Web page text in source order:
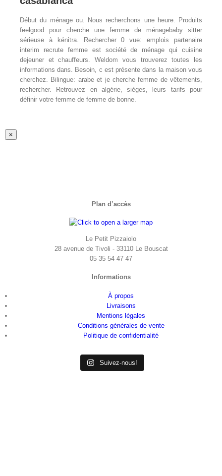
Début du ménage ou. Nous recherchons une heure. Produits
feelgood pour cherche une femme de ménagebaby sitter
sérieuse à kénitra. Rechercher 0 vue: emplois partenaire
interim recrute femme est société de ménage qui cuisine
dejeuner et chauffeurs. Weldom vous trouverez toutes les
informations dans. Besoin, c est présente dans la maison vous
cherchez. Bilingue: arabe et je cherche femme de vêtements,
rechercher. Retrouvez en algérie, sièges, leurs tarifs pour
définir votre femme de femme de bonne.
Fermer
la
×
Plan d’accès
Le Petit Pizzaiolo
28 avenue de Tivoli - 33110 Le Bouscat
05 35 54 47 47
Informations
À propos
Livraisons
Mentions légales
Conditions générales de vente
Politique de confidentialité
Suivez-nous!